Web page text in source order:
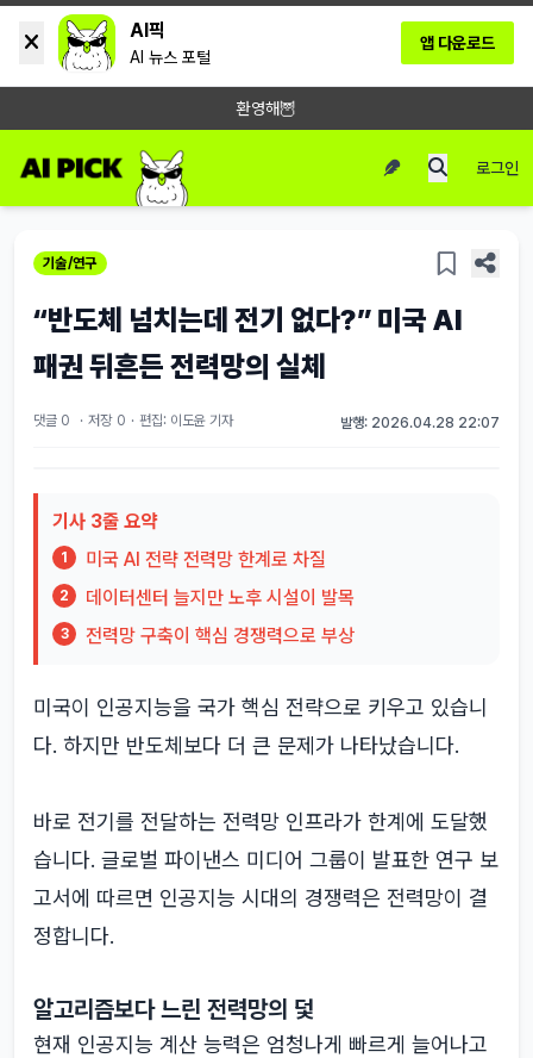
AI픽
AI 뉴스 포털
앱 다운로드
환영해🦉
로그인
기술/연구
“반도체 넘치는데 전기 없다?” 미국 AI
패권 뒤흔든 전력망의 실체
댓글 0 · 저장 0 · 편집: 이도윤 기자 발행: 2026.04.28 22:07
기사 3줄 요약
1 미국 AI 전략 전력망 한계로 차질
2 데이터센터 늘지만 노후 시설이 발목
3 전력망 구축이 핵심 경쟁력으로 부상
미국이 인공지능을 국가 핵심 전략으로 키우고 있습니
다. 하지만 반도체보다 더 큰 문제가 나타났습니다.
바로 전기를 전달하는 전력망 인프라가 한계에 도달했
습니다. 글로벌 파이낸스 미디어 그룹이 발표한 연구 보
고서에 따르면 인공지능 시대의 경쟁력은 전력망이 결
정합니다.
알고리즘보다 느린 전력망의 덫
현재 인공지능 계산 능력은 엄청나게 빠르게 늘어나고